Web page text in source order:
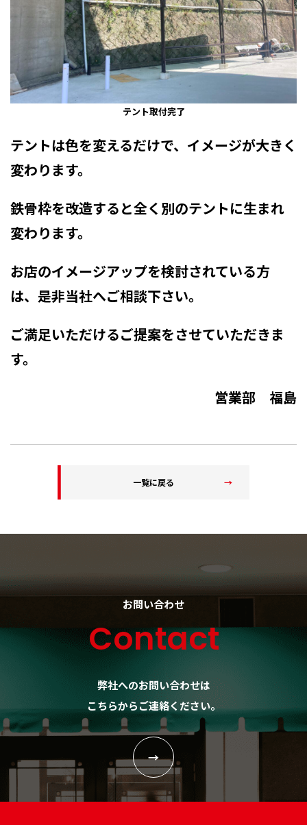
テント取付完了
テントは色を変えるだけで、イメージが大きく
変わります。
鉄骨枠を改造すると全く別のテントに生まれ
変わります。
お店のイメージアップを検討されている方
は、是非当社へご相談下さい。
ご満足いただけるご提案をさせていただきま
す。
営業部 福島
一覧に戻る
お問い合わせ
Contact
弊社へのお問い合わせは
こちらからご連絡ください。